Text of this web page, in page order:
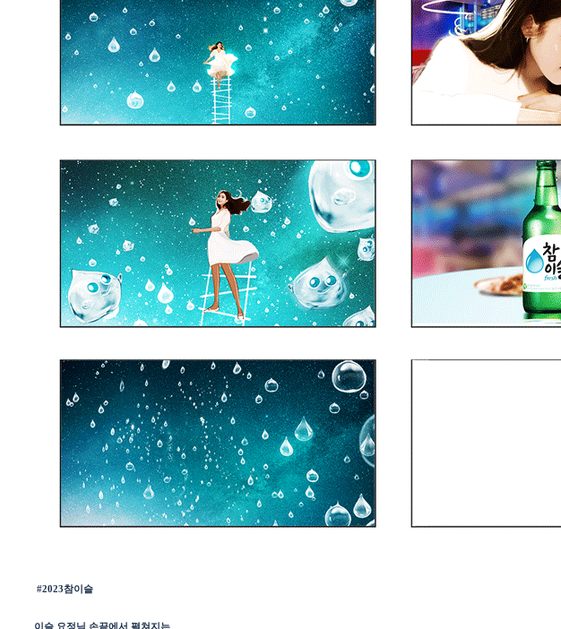
#2023참이슬
이슬 요정님 손끝에서 펼쳐지는